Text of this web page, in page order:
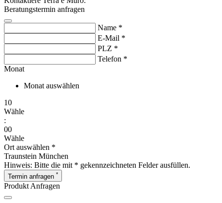
Beratungstermin anfragen
Name *
E-Mail *
PLZ *
Telefon *
Monat
Monat auswählen
10
Wähle
:
00
Wähle
Ort auswählen *
Traunstein München
Hinweis: Bitte die mit * gekennzeichneten Felder ausfüllen.
Termin anfragen *
Produkt Anfragen